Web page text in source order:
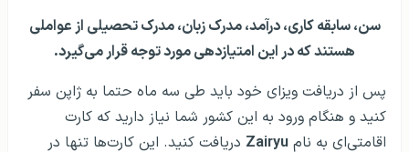
سن، سابقه کاری، درآمد، مدرک زبان، مدرک تحصیلی از عواملی
هستند که در این امتیازدهی مورد توجه قرار می‌گیرد.
پس از دریافت ویزای خود باید طی سه ماه حتما به ژاپن سفر
کنید و هنگام ورود به این کشور شما نیاز دارید که کارت
اقامتی‌ای به نام Zairyu دریافت کنید. این کارت‌ها تنها در